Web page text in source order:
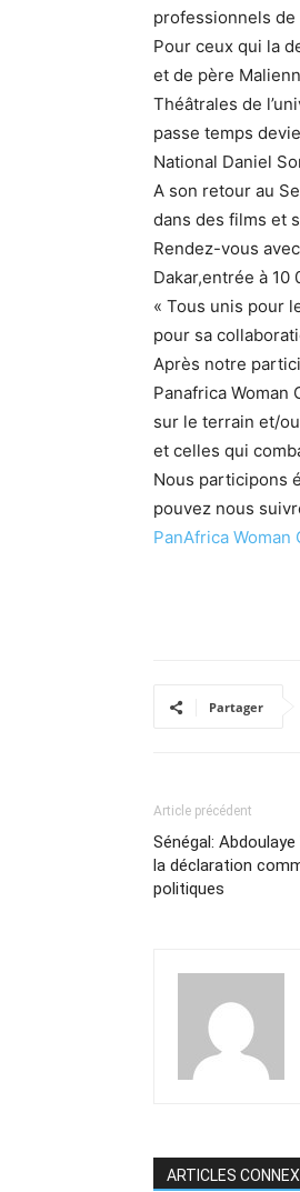
professionnels de
Pour ceux qui la
et de père
Théâtrales de
passe temps
National Daniel
A son retour au
dans des films et
Rendez-vous
Dakar,entrée à
« Tous unis pour
pour sa
Après notre
Panafrica Woman
sur le terrain et/
et celles qui
Nous participons
pouvez nous
PanAfrica Woman
Partager
Article précédent
Sénégal:
la déclaration
politiques
ARTICLES